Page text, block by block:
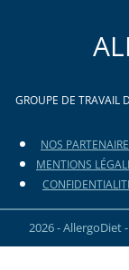
GROUPE DE TRAVAIL
NOS
MENTIONS
2026 -